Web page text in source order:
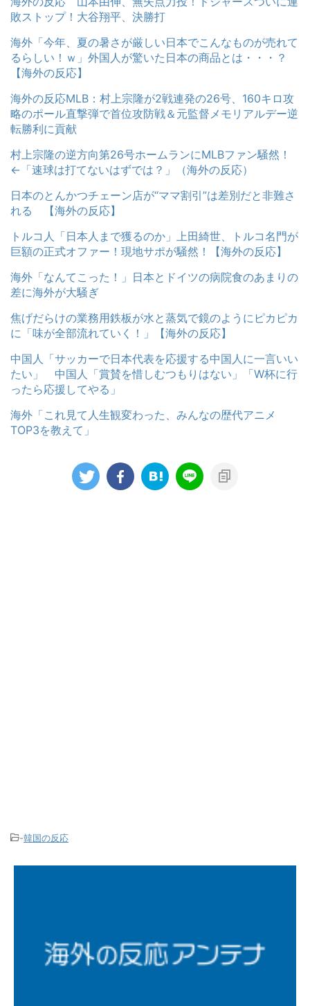
敗ストップ！大谷翔平、決勝打
海外「今年、夏の暑さが厳しい日本でこんなものが売れて
るらしい！ｗ」外国人が驚いた日本の商品とは・・・？
【海外の反応】
海外の反応MLB：村上宗隆が2戦連発の26号、160キロ攻
略のポール直撃弾で首位攻防戦＆元監督メモリアルデー逆
転勝利に貢献
村上宗隆の逆方向第26号ホームランにMLBファン騒然！
←「速球は打てないはずでは？」（海外の反応）
日本のとんかつチェーン店が“ママ割引”は差別だと非難さ
れる 【海外の反応】
トルコ人「日本人まで獲るのか」上田綺世、トルコ名門が
巨額の正式オファー！現地サポが騒然！【海外の反応】
海外「なんてこった！」日本とドイツの病院食のあまりの
差に海外が大騒ぎ
焦げだらけの業務用鉄板が水と蒸気で鏡のようにピカピカ
に「味が全部流れていく！」【海外の反応】
中国人「サッカーで日本代表を応援する中国人に一言いい
たい」 中国人「賞賛を惜しむつもりはない」「W杯に行
ったら応援してやる」
海外「これ見て人生観変わった、みんなの歴代アニメ
TOP3を教えて」
-韓国の反応